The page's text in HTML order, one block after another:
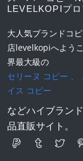
LEVELKOPIプ
大人気ブランドコ
店levelkopiへよう
界最大級の
セリーヌ コピー
イス コピー
などハイブラン
品直販サイト。